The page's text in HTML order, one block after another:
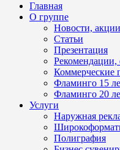
Главная
О группе
Новости, акции
Статьи
Презентация
Рекомендации,
Коммерческие
Фламинго 15
Фламинго 20
Услуги
Наружная
Полиграфия